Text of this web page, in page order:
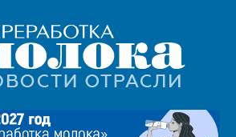
Переработка
молока
|
Новости